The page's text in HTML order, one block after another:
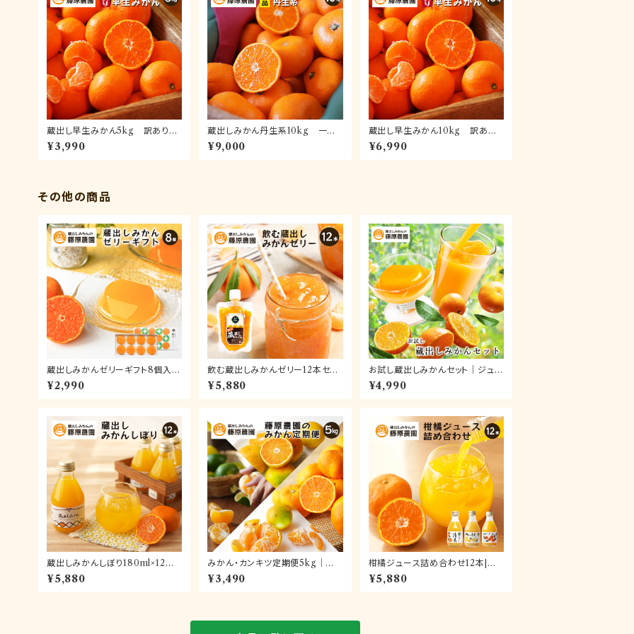
蔵出し早生みかん5kg 訳あり品
(送料無料)｜和歌山県下津町の特
産品蔵出しみかんの早生品種
¥3,990
蔵出しみかん丹生系10kg 一級
品(送料無料)｜和歌山県海南市下
津町の特産品蔵出しみかんの最高
¥9,000
蔵出し早生みかん10kg 訳あり
品(送料無料)｜和歌山県下津町の
特産品蔵出しみかんの早生品種
¥6,990
その他の商品
蔵出しみかんゼリーギフト8個入
【送料無料】
¥2,990
飲む蔵出しみかんゼリー12本セッ
ト【送料無料】
¥5,880
お試し蔵出しみかんセット｜ジュー
スとゼリーが楽しめる人気商品詰
め合わせ。お試しにもギフトにもお
¥4,990
蔵出しみかんしぼり180ml×12本
【送料無料】
¥5,880
みかん・カンキツ定期便5kg｜和
歌山県下津町の藤原農園から旬の
みかんを毎月産地直送でお届け
¥3,490
柑橘ジュース詰め合わせ12本|和
歌山県海南市下津町産の果汁10
0%ストレートジュース
¥5,880